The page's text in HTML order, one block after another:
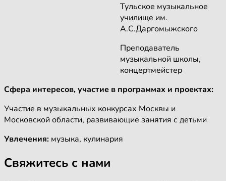
Тульское музыкальное
училище им.
А.С.Даргомыжского
Преподаватель
музыкальной школы,
концертмейстер
Сфера интересов, участие в программах и проектах:
Участие в музыкальных конкурсах Москвы и
Московской области, развивающие занятия с детьми
Увлечения: музыка, кулинария
Свяжитесь с нами